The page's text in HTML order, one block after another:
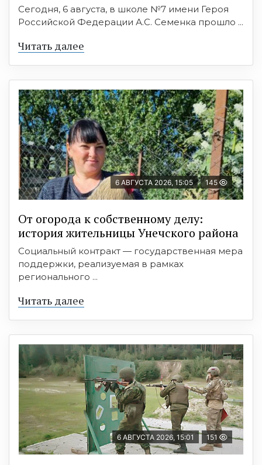
Сегодня, 6 августа, в школе №7 имени Героя
Российской Федерации А.С. Семенка прошло ...
Читать далее
6 АВГУСТА 2026, 15:05 145
От огорода к собственному делу:
история жительницы Унечского района
Социальный контракт — государственная мера
поддержки, реализуемая в рамках
регионального ...
Читать далее
6 АВГУСТА 2026, 15:01 151